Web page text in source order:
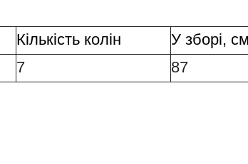
Кількість колін У зборі,
7 87